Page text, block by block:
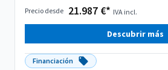
Precio desde 21.987 €* IVA incl.
Descubrir más
Financiación